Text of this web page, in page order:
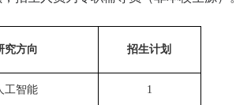
究方向 招生计划
工智能 1